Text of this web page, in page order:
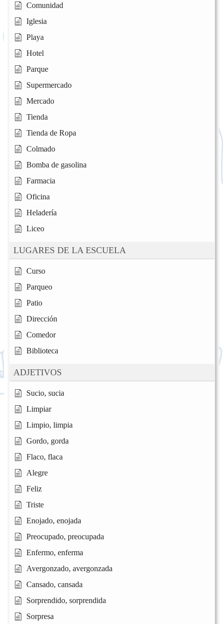
Comunidad
Iglesia
Playa
Hotel
Parque
Supermercado
Mercado
Tienda
Tienda de Ropa
Colmado
Bomba de gasolina
Farmacia
Oficina
Heladería
Liceo
LUGARES DE LA ESCUELA
Curso
Parqueo
Patio
Dirección
Comedor
Biblioteca
ADJETIVOS
Sucio, sucia
Limpiar
Limpio, limpia
Gordo, gorda
Flaco, flaca
Alegre
Feliz
Triste
Enojado, enojada
Preocupado, preocupada
Enfermo, enferma
Avergonzado, avergonzada
Cansado, cansada
Sorprendido, sorprendida
Sorpresa